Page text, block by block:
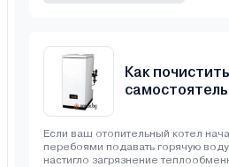
Как
Если ваш отопительный котел
перебоями подавать горячую
настигло загрязнение